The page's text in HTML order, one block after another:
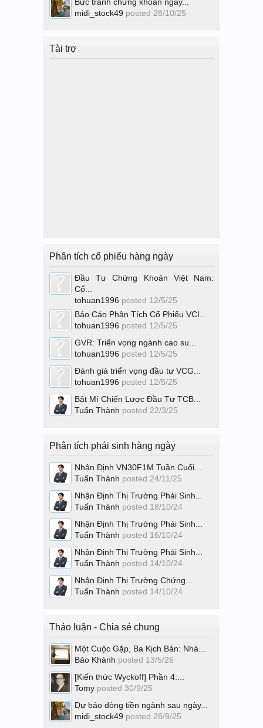
midi_stock49 posted 28/10/25
Tài trợ
Phân tích cổ phiếu hàng ngày
Đầu Tư Chứng Khoán Việt Nam:
Cổ...
tohuan1996 posted 12/5/25
Báo Cáo Phân Tích Cổ Phiếu VCI...
tohuan1996 posted 12/5/25
GVR: Triển vọng ngành cao su...
tohuan1996 posted 12/5/25
Đánh giá triển vọng đầu tư VCG...
tohuan1996 posted 12/5/25
Bật Mí Chiến Lược Đầu Tư TCB...
Tuấn Thành posted 22/3/25
Phân tích phái sinh hàng ngày
Nhận Định VN30F1M Tuần Cuối...
Tuấn Thành posted 24/11/25
Nhận Định Thị Trường Phái Sinh...
Tuấn Thành posted 18/10/24
Nhận Định Thị Trường Phái Sinh...
Tuấn Thành posted 16/10/24
Nhận Định Thị Trường Phái Sinh...
Tuấn Thành posted 14/10/24
Nhận Định Thị Trường Chứng...
Tuấn Thành posted 14/10/24
Thảo luận - Chia sẻ chung
Một Cuộc Gặp, Ba Kịch Bản: Nhà...
Bảo Khánh posted 13/5/26
[Kiến thức Wyckoff] Phần 4:...
Tomy posted 30/9/25
Dự báo dòng tiền ngành sau ngày...
midi_stock49 posted 28/9/25